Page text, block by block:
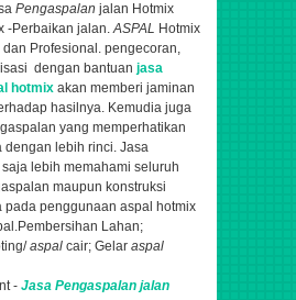
Pengaspalan jalan Hotmix
-Perbaikan jalan.ASPAL Hotmix
Profesional. pengecoran,
dengan bantuan jasa
hotmix akan memberi jaminan
hasilnya. Kemudia juga
yang memperhatikan
dengan lebih rinci. Jasa
lebih memahami seluruh
maupun konstruksi
pada penggunaan aspal hotmix
Pembersihan Lahan;
aspal cair; Gelar aspal
- Jasa Pengaspalan jalan